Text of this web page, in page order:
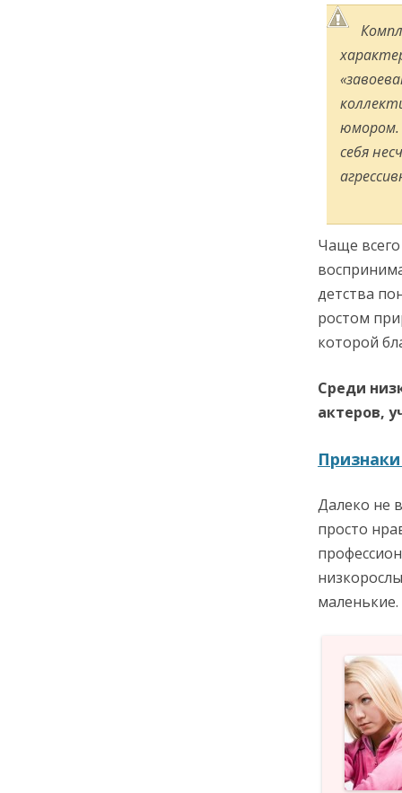
юмором.
себя
Чаще
детства
ростом
которой
Среди
актеров,
Признаки
Далеко не
просто
маленькие.